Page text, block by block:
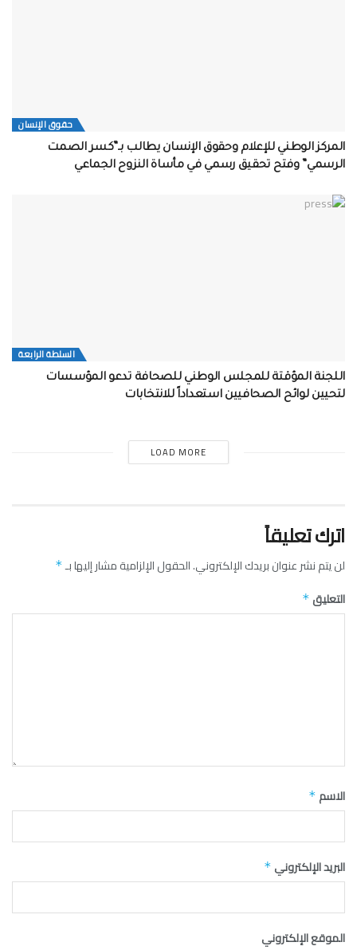
حقوق الإنسان
المركز الوطني للإعلام وحقوق الإنسان يطالب بـ”كسر الصمت
الرسمي” وفتح تحقيق رسمي في مأساة النزوح الجماعي
السلطة الرابعة
اللجنة المؤقتة للمجلس الوطني للصحافة تدعو المؤسسات
لتحيين لوائح الصحافيين استعداداً للانتخابات
LOAD MORE
اترك تعليقاً
لن يتم نشر عنوان بريدك الإلكتروني.الحقول الإلزامية مشار إليها بـ*
التعليق *
الاسم *
البريد الإلكتروني *
الموقع الإلكتروني